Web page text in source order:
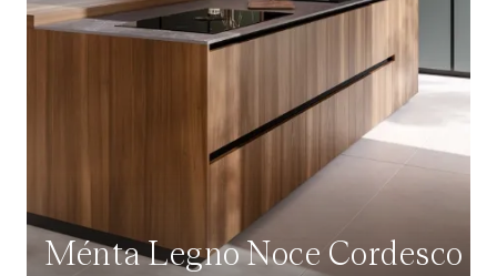
Ménta Legno Noce Cordesco